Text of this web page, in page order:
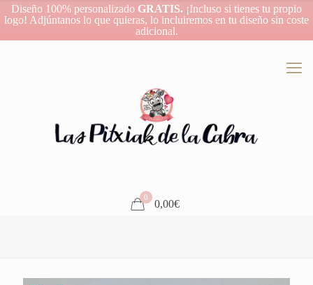
Diseño 100% personalizado GRATIS. ¡Incluso si tienes tu propio
logo! Adjúntanos lo que quieras, lo incluiremos en tu diseño sin coste
adicional.
0
0,00€